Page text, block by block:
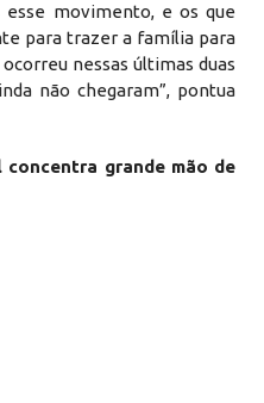
esse movimento, e os que
para trazer a família para
nessas últimas duas
não chegaram”, pontua
grande mão de